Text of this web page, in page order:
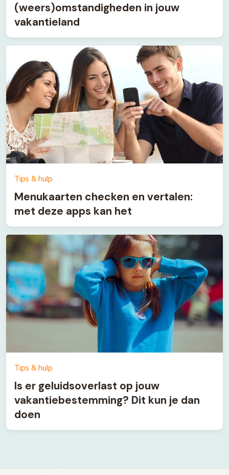
(weers)omstandigheden in jouw
vakantieland
Tips & hulp
Menukaarten checken en vertalen:
met deze apps kan het
Tips & hulp
Is er geluidsoverlast op jouw
vakantiebestemming? Dit kun je dan
doen